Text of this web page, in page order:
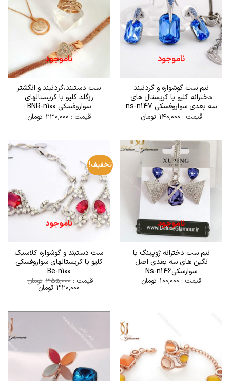
ناموجود
نیم ست گوشواره و گردنبند
دخترانه کلیو با کریستال های
سه بعدی سواروفسکی ns-n147
قیمت : 140,000 تومان
ناموجود
ست دستبند،گردنبند و انگشتر
رزگلد کلیو با کریستالهای
سواروفسکی BNR-n100
قیمت : 230,000 تومان
ناموجود
نیم ست دخترانه ژوپینگ با
نگین های سه بعدی اصل
سوارسکیNs-n146
قیمت : 100,000 تومان
تخفیف!
ناموجود
ست دستبند و گوشواره کلاسیک
کلیو با کریستالهای سواروفسکی
Be-n100
قیمت :355,000 تومان
قیمت
اصلی
320,000 تومانقیمت